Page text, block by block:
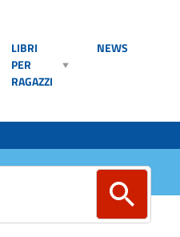
LIBRI
PER
RAGAZZI
NEWS